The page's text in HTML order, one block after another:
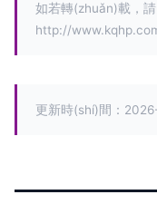
如若轉(zhuǎn)載，
http://
更新時(shí)間：